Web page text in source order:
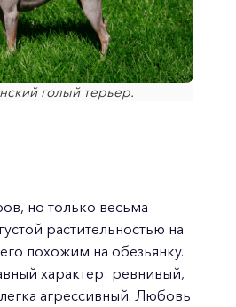
голый терьер.
но только весьма
растительностью на
похожим на обезьянку.
характер: ревнивый,
агрессивный. Любовь